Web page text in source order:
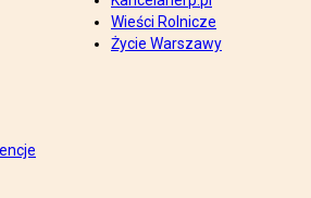
Wieści Rolnicze
Życie Warszawy